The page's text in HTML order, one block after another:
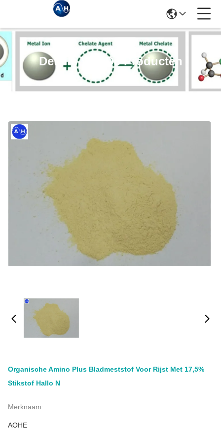
Details Van De Producten
Organische Amino Plus Bladmeststof Voor Rijst Met 17,5%
Stikstof Hallo N
Merknaam:
AOHE